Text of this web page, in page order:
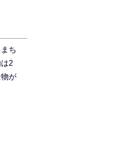
ち
2
が